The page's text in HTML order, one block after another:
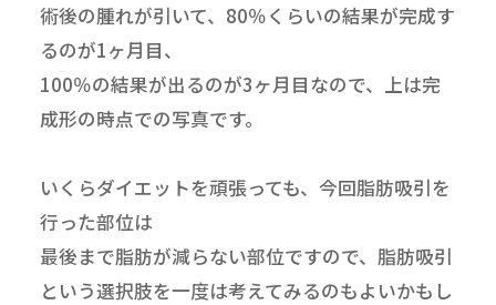
術後の腫れが引いて、80％くらいの結果が完成す
るのが1ヶ月目、
100％の結果が出るのが3ヶ月目なので、上は完
成形の時点での写真です。
いくらダイエットを頑張っても、今回脂肪吸引を
行った部位は
最後まで脂肪が減らない部位ですので、脂肪吸引
という選択肢を一度は考えてみるのもよいかもし